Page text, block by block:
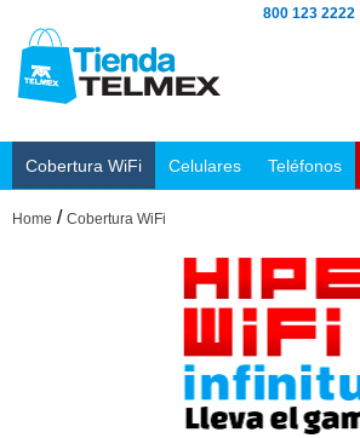
800 123 2222
Cobertura WiFi Celulares Teléfonos
Home / Cobertura WiFi